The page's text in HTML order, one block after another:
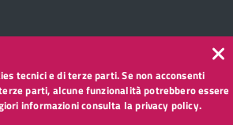
tecnici e di terze parti. Se non acconsenti
parti, alcune funzionalità potrebbero essere
informazioni consulta la privacy policy.